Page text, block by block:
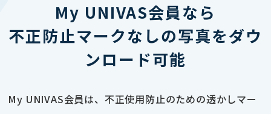
My UNIVAS会員なら
不正防止マークなしの写真をダウ
ンロード可能
My UNIVAS会員は、不正使用防止のための透かしマー